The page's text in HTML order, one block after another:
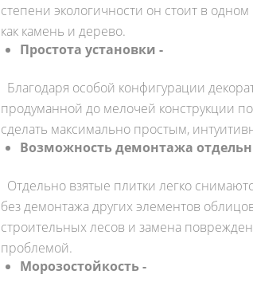
степени экологичности он стоит в
как камень и дерево.
Простота установки -
Благодаря особой конфигурации
продуманной до мелочей конструкции
сделать максимально простым,
Возможность демонтажа
Отдельно взятые плитки легко
без демонтажа других элементов
строительных лесов и замена
проблемой.
Морозостойкость -